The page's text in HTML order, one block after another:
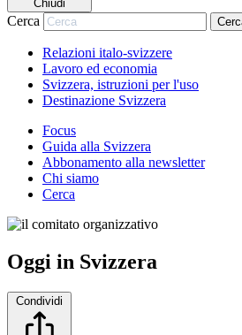
Chiudi
Cerca
Relazioni italo-svizzere
Lavoro ed economia
Svizzera, istruzioni per l'uso
Destinazione Svizzera
Focus
Guida alla Svizzera
Abbonamento alla newsletter
Chi siamo
Cerca
Oggi in Svizzera
Condividi